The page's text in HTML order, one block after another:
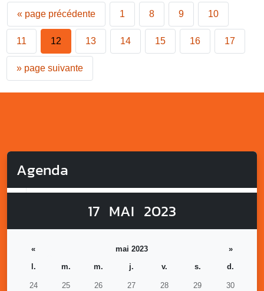
« page précédente 1 8 9 10
11 12 13 14 15 16 17
» page suivante
Agenda
17 MAI 2023
« mai 2023
»
l.
m. m. j. v. s. d.
24 25 26 27 28 29 30